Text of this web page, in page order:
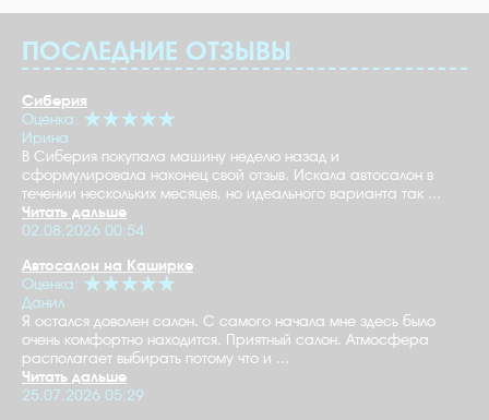
ПОСЛЕДНИЕ ОТЗЫВЫ
Сиберия
Оценка:
Ирина
В Сиберия покупала машину неделю назад и
сформулировала наконец свой отзыв. Искала автосалон в
течении нескольких месяцев, но идеального варианта так ...
Читать дальше
02.08.2026 00:54
Автосалон на Каширке
Оценка:
Данил
Я остался доволен салон. С самого начала мне здесь было
очень комфортно находится. Приятный салон. Атмосфера
располагает выбирать потому что и ...
Читать дальше
25.07.2026 05:29